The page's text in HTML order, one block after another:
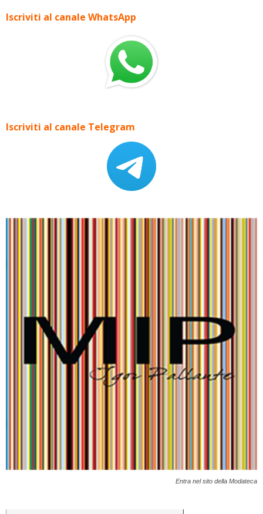
Iscriviti al canale WhatsApp
Iscriviti al canale Telegram
Entra nel sito della Modateca